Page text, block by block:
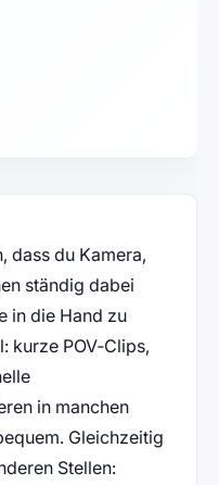
dass du Kamera,
ständig dabei
in die Hand zu
kurze POV‑Clips,
in manchen
Gleichzeitig
Stellen: